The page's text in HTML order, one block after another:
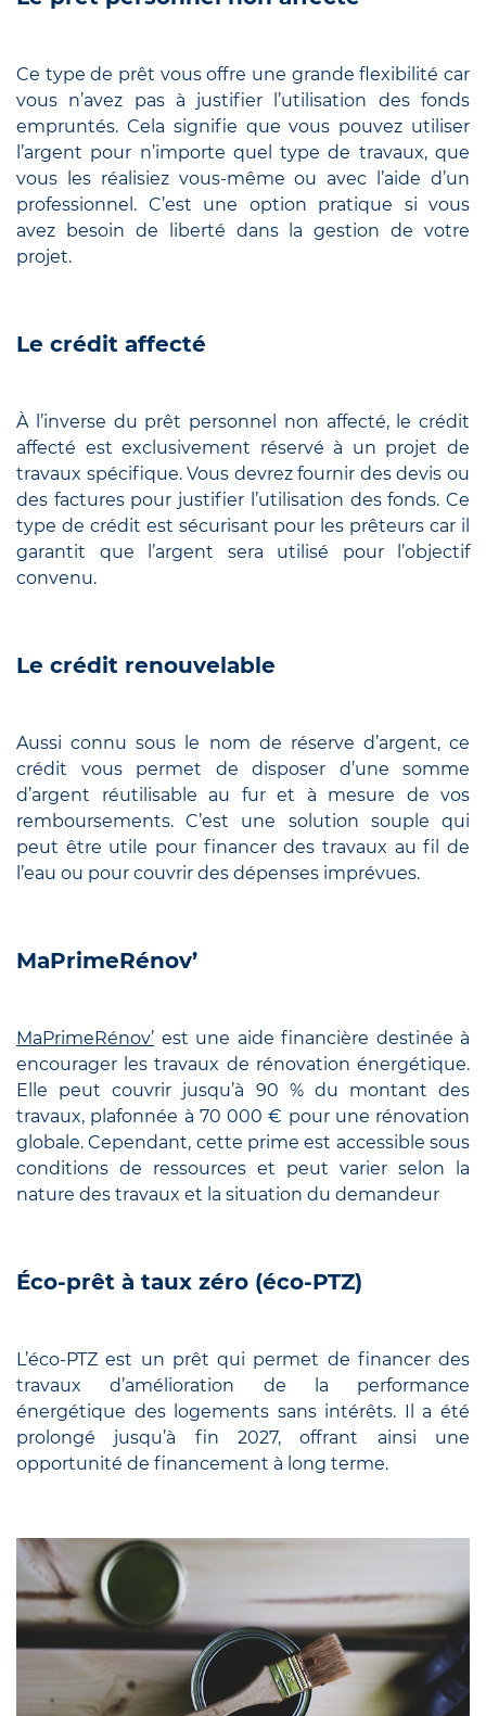
Ce type de prêt vous offre une grande flexibilité car
vous n’avez pas à justifier l’utilisation des fonds
empruntés. Cela signifie que vous pouvez utiliser
l’argent pour n’importe quel type de travaux, que
vous les réalisiez vous-même ou avec l’aide d’un
professionnel. C’est une option pratique si vous
avez besoin de liberté dans la gestion de votre
projet.
Le crédit affecté
À l’inverse du prêt personnel non affecté, le crédit
affecté est exclusivement réservé à un projet de
travaux spécifique. Vous devrez fournir des devis ou
des factures pour justifier l’utilisation des fonds. Ce
type de crédit est sécurisant pour les prêteurs car il
garantit que l’argent sera utilisé pour l’objectif
convenu.
Le crédit renouvelable
Aussi connu sous le nom de réserve d’argent, ce
crédit vous permet de disposer d’une somme
d’argent réutilisable au fur et à mesure de vos
remboursements. C’est une solution souple qui
peut être utile pour financer des travaux au fil de
l’eau ou pour couvrir des dépenses imprévues.
MaPrimeRénov’
MaPrimeRénov’ est une aide financière destinée à
encourager les travaux de rénovation énergétique.
Elle peut couvrir jusqu’à 90 % du montant des
travaux, plafonnée à 70 000 € pour une rénovation
globale. Cependant, cette prime est accessible sous
conditions de ressources et peut varier selon la
nature des travaux et la situation du demandeur
Éco-prêt à taux zéro (éco-PTZ)
L’éco-PTZ est un prêt qui permet de financer des
travaux d’amélioration de la performance
énergétique des logements sans intérêts. Il a été
prolongé jusqu’à fin 2027, offrant ainsi une
opportunité de financement à long terme.